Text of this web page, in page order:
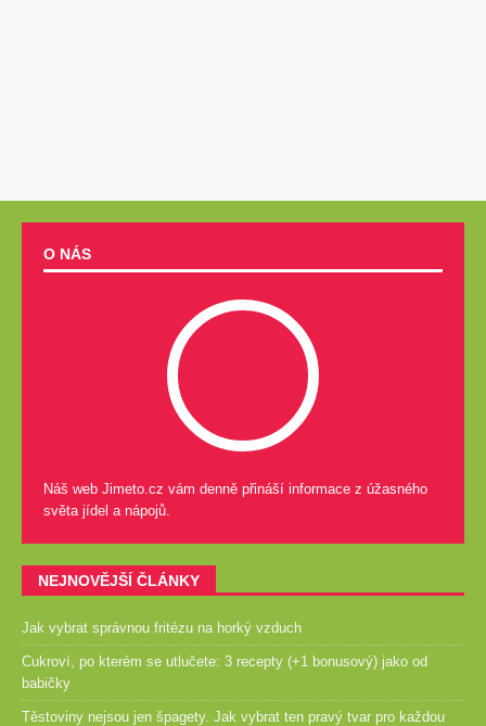
O NÁS
Náš web Jimeto.cz vám denně přináší informace z úžasného
světa jídel a nápojů.
NEJNOVĚJŠÍ ČLÁNKY
Jak vybrat správnou fritézu na horký vzduch
Cukroví, po kterém se utlučete: 3 recepty (+1 bonusový) jako od
babičky
Těstoviny nejsou jen špagety. Jak vybrat ten pravý tvar pro každou